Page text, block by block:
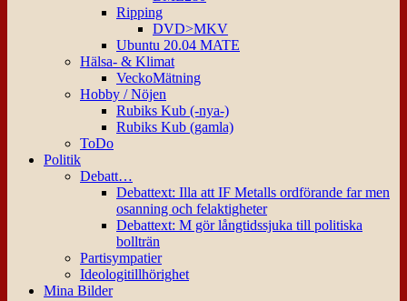
Ripping
DVD>MKV
Ubuntu 20.04 MATE
Hälsa- & Klimat
VeckoMätning
Hobby / Nöjen
Rubiks Kub (-nya-)
Rubiks Kub (gamla)
ToDo
Politik
Debatt…
Debattext: Illa att IF Metalls ordförande far men
osanning och felaktigheter
Debattext: M gör långtidssjuka till politiska
bollträn
Partisympatier
Ideologitillhörighet
Mina Bilder